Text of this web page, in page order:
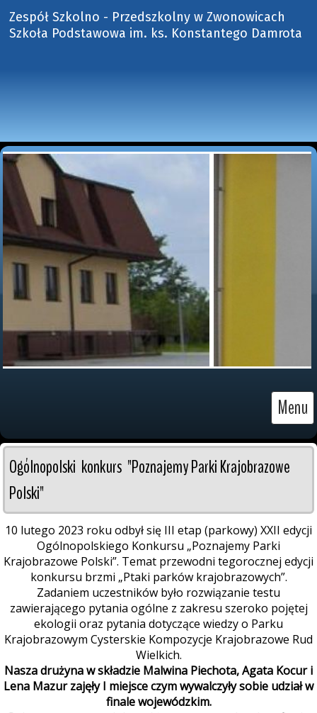
Zespół Szkolno - Przedszkolny w Zwonowicach
Szkoła Podstawowa im. ks. Konstantego Damrota
Menu
Ogólnopolski  konkurs  "Poznajemy Parki Krajobrazowe
Polski"
10 lutego 2023 roku odbył się III etap (parkowy) XXII edycji
Ogólnopolskiego Konkursu „Poznajemy Parki
Krajobrazowe Polski”. Temat przewodni tegorocznej edycji
konkursu brzmi „Ptaki parków krajobrazowych”.
Zadaniem uczestników było rozwiązanie testu
zawierającego pytania ogólne z zakresu szeroko pojętej
ekologii oraz pytania dotyczące wiedzy o Parku
Krajobrazowym Cysterskie Kompozycje Krajobrazowe Rud
Wielkich.
Nasza drużyna w składzie Malwina Piechota, Agata Kocur i
Lena Mazur zajęły I miejsce czym wywalczyły sobie udział w
finale wojewódzkim.